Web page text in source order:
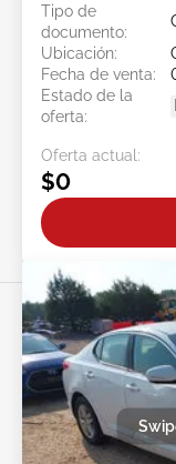
Tipo de
documento:
Ubicación:
Fecha de venta:
Estado de la
oferta:
Oferta actual:
$0